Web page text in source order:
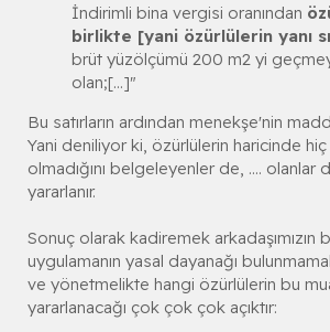
İndirimli bina vergisi oranından
birlikte [yani özürlülerin yanı
brüt yüzölçümü 200 m2 yi
olan;[...]"
Bu satırların ardından menekşe'nin
Yani deniliyor ki, özürlülerin haricinde
olmadığını belgeleyenler de, .... olanlar
yararlanır.
Sonuç olarak kadiremek arkadaşımızın
uygulamanın yasal dayanağı
ve yönetmelikte hangi özürlülerin bu
yararlanacağı çok çok çok açıktır: